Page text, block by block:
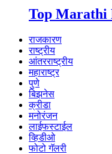
Top Marathi
राजकारण
राष्ट्रीय
आंतरराष्ट्रीय
महाराष्ट्र
पुणे
बिझनेस
क्रीडा
मनोरंजन
लाईफस्टाईल
व्हिडीओ
फोटो गॅलरी